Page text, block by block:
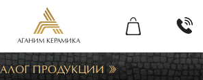
АГАНИМ КЕРАМИКА
ПРОДУКЦИИ